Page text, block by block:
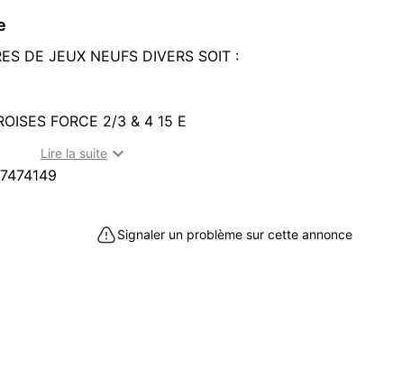
DE JEUX NEUFS DIVERS SOIT :
FORCE 2/3 & 4 15 E
COMPLET A 30E MAIS J'ACCEPTE AUSSI DE
AU PRIX MARQUE DESSUS.
POUR FAIRE TRAVAILLER SES NEURONES ET
Lire la suite 
Signaler un problème sur cette annonce